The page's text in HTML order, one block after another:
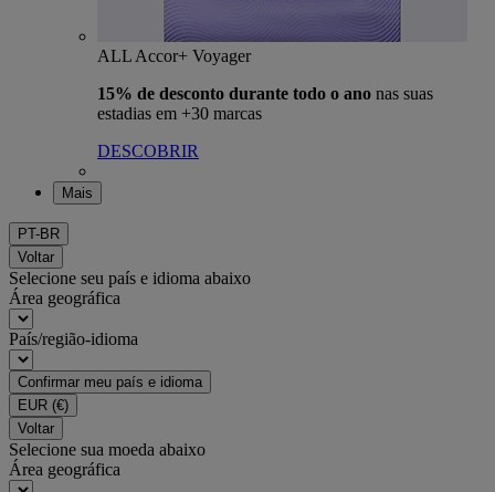
ALL Accor+ Voyager
15% de desconto durante todo o ano nas suas
estadias em +30 marcas
DESCOBRIR
Mais
PT-BR
Voltar
Selecione seu país e idioma abaixo
Área geográfica
País/região-idioma
Confirmar meu país e idioma
EUR (€)
Voltar
Selecione sua moeda abaixo
Área geográfica